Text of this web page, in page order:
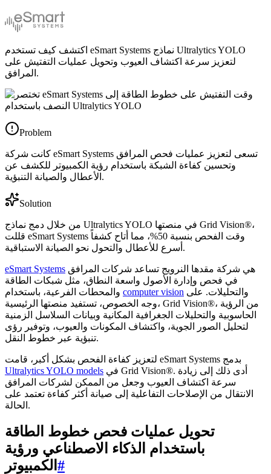
اكتشف كيف تستخدم eSmart Systems نماذج Ultralytics YOLO
لتعزيز سرعة اكتشاف العيوب وتحويل عمليات التفتيش على
المرافق.
Problem
كانت شركة eSmart Systems تسعى لتعزيز عمليات فحص المرافق
وتحسين كفاءة الشبكة باستخدام رؤية الكمبيوتر للكشف عن
الأعطال والصيانة التنبؤية.
Solution
من خلال دمج نماذج Ultralytics YOLO في منصتها Grid Vision®،
قللت eSmart Systems وقت الفحص بنسبة 50%، مما أتاح كشفاً
أسرع للأعطال والتحول نحو الصيانة الاستباقية.
eSmart Systems
في فحص وإدارة الأصول واسعة النطاق، مثل شبكات الطاقة
computer vision
وجه الخصوص، تستفيد منصتها الرئيسية، Grid Vision®، من الرؤية
الحاسوبية والتحليلات الجغرافية المكانية وبيانات السلاسل الزمنية
لتحليل الصور الجوية، واكتشاف المكونات والعيوب، وتوفير رؤى
تنبؤية عبر خطوط النقل.
لتعزيز كفاءة الفحص بشكل أكبر، قامت eSmart Systems بدمج
Ultralytics YOLO models
سرعة اكتشاف العيوب وجعل من الممكن لشركات المرافق
الانتقال من الإصلاحات التفاعلية إلى صيانة أكثر كفاءة تعتمد على
الحالة.
تحويل عمليات فحص خطوط الطاقة
باستخدام الذكاء الاصطناعي ورؤية
الكمبيوتر #